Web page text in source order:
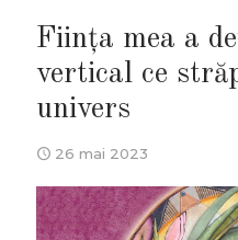
Ființa mea a
vertical ce
univers
26 mai 2023